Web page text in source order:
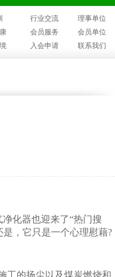
行业交流
理事单位
会员服务
会员单位
入会申请 联系我们
化器也迎来了“热门搜
，它只是一个心理慰藉?
的扬尘以及煤炭燃烧和